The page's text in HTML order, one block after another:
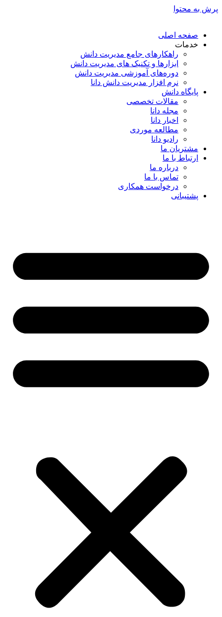
پرش به محتوا
صفحه اصلی
خدمات
راهکارهای جامع مدیریت دانش
ابزارها و تکنیک‌ های مدیریت دانش
دوره‌های آموزشی مدیریت دانش
نرم افزار مدیریت دانش دانا
پایگاه دانش
مقالات تخصصی
مجله دانا
اخبار دانا
مطالعه موردی
رادیو دانا
مشتریان ما
ارتباط با ما
درباره ما
تماس با ما
درخواست همکاری
پشتیبانی